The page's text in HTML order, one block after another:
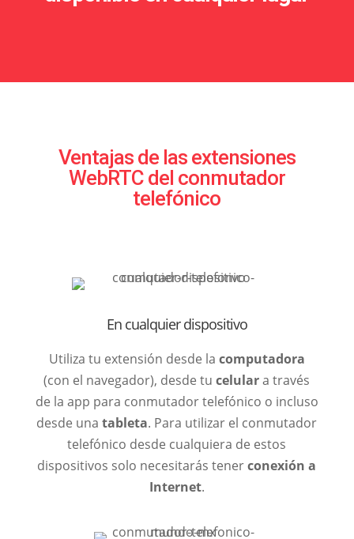
Ventajas de las extensiones
WebRTC del conmutador
telefónico
En cualquier dispositivo
Utiliza tu extensión desde la computadora
(con el navegador), desde tucelulara través
de la app para conmutador telefónico o incluso
desde unatableta. Para utilizar el conmutador
telefónico desde cualquiera de estos
dispositivos solo necesitarás tenerconexión a
Internet.